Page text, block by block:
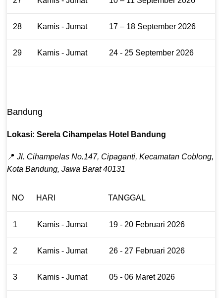
28 Kamis - Jumat 17 – 18 September 2026
29 Kamis - Jumat 24 - 25 September 2026
Bandung
Lokasi: Serela Cihampelas Hotel Bandung
📍 Jl. Cihampelas No.147, Cipaganti, Kecamatan Coblong,
Kota Bandung, Jawa Barat 40131
NO HARI TANGGAL
1 Kamis - Jumat 19 - 20 Februari 2026
2 Kamis - Jumat 26 - 27 Februari 2026
3 Kamis - Jumat 05 - 06 Maret 2026